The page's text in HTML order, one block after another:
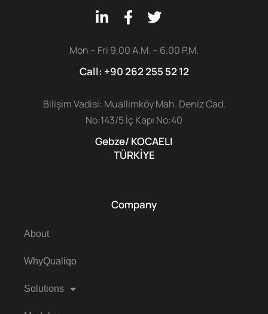
Mon – Fri 9.00 A.M. – 6.00 P.M.
Call: +90 262 255 52 12
Bilişim Vadisi: Muallimköy Mah. Deniz Cad.
No:143/5 İç Kapı No:40
Gebze/ KOCAELI
TÜRKİYE
Company
About
WhyQualiqo
Solutions